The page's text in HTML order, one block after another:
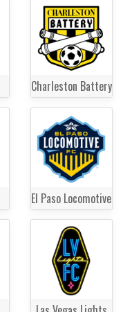
Charleston Battery
El Paso Locomotive